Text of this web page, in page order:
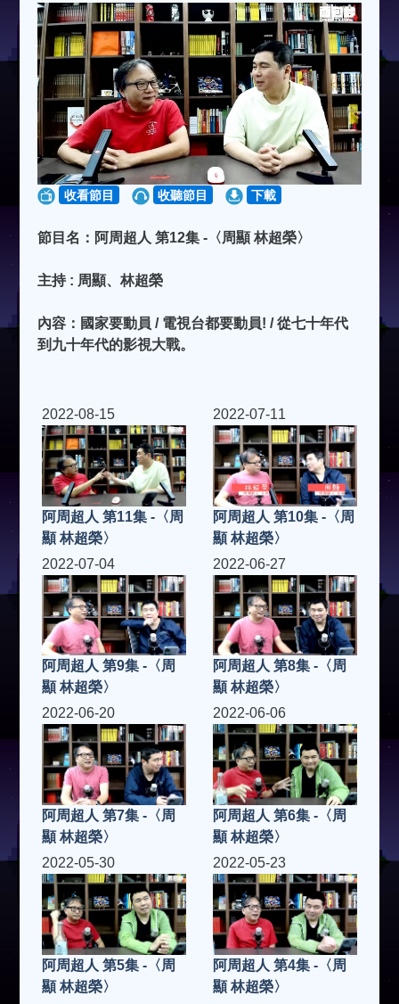
收看節目 收聽節目 下載
節目名：阿周超人 第12集 -〈周顯 林超榮〉
主持 : 周顯、林超榮
內容：國家要動員 / 電視台都要動員! / 從七十年代
到九十年代的影視大戰。
2022-08-15
阿周超人 第11集 -〈周
顯 林超榮〉
2022-07-11
阿周超人 第10集 -〈周
顯 林超榮〉
2022-07-04
阿周超人 第9集 -〈周
顯 林超榮〉
2022-06-27
阿周超人 第8集 -〈周
顯 林超榮〉
2022-06-20
阿周超人 第7集 -〈周
顯 林超榮〉
2022-06-06
阿周超人 第6集 -〈周
顯 林超榮〉
2022-05-30
阿周超人 第5集 -〈周
顯 林超榮〉
2022-05-23
阿周超人 第4集 -〈周
顯 林超榮〉